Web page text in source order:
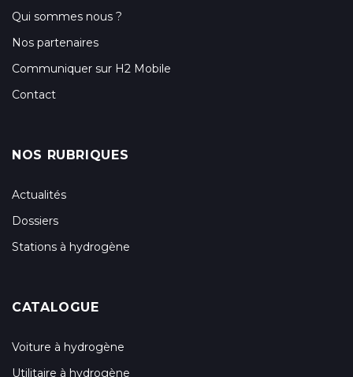
Qui sommes nous ?
Nos partenaires
Communiquer sur H2 Mobile
Contact
NOS RUBRIQUES
Actualités
Dossiers
Stations à hydrogène
CATALOGUE
Voiture à hydrogène
Utilitaire à hydrogène